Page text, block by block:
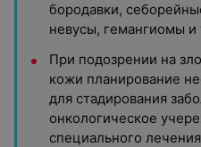
бородавки,
невусы, гемангиомы и
При подозрении на
кожи планирование
для стадирования
онкологическое
специального лечения